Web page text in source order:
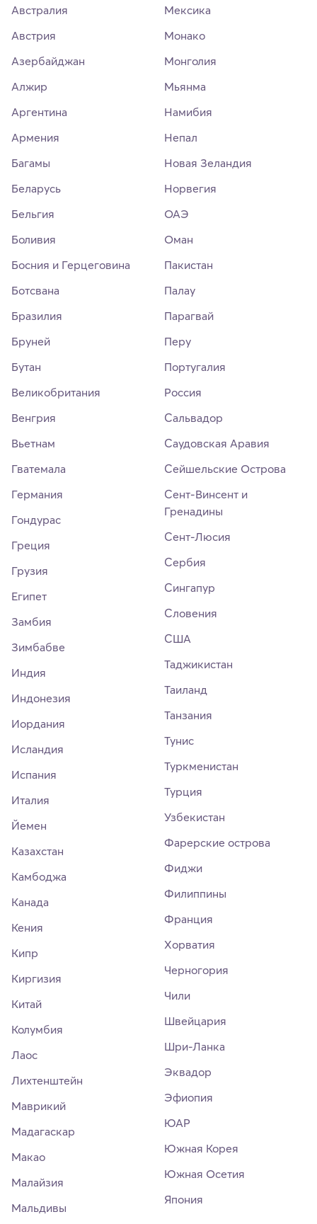
Австралия
Австрия
Азербайджан
Алжир
Аргентина
Армения
Багамы
Беларусь
Бельгия
Боливия
Босния и Герцеговина
Ботсвана
Бразилия
Бруней
Бутан
Великобритания
Венгрия
Вьетнам
Гватемала
Германия
Гондурас
Греция
Грузия
Египет
Замбия
Зимбабве
Индия
Индонезия
Иордания
Исландия
Испания
Италия
Йемен
Казахстан
Камбоджа
Канада
Кения
Кипр
Киргизия
Китай
Колумбия
Лаос
Лихтенштейн
Маврикий
Мадагаскар
Макао
Малайзия
Мальдивы
Мексика
Монако
Монголия
Мьянма
Намибия
Непал
Новая Зеландия
Норвегия
ОАЭ
Оман
Пакистан
Палау
Парагвай
Перу
Португалия
Россия
Сальвадор
Саудовская Аравия
Сейшельские Острова
Сент-Винсент и
Гренадины
Сент-Люсия
Сербия
Сингапур
Словения
США
Таджикистан
Таиланд
Танзания
Тунис
Туркменистан
Турция
Узбекистан
Фарерские острова
Фиджи
Филиппины
Франция
Хорватия
Черногория
Чили
Швейцария
Шри-Ланка
Эквадор
Эфиопия
ЮАР
Южная Корея
Южная Осетия
Япония